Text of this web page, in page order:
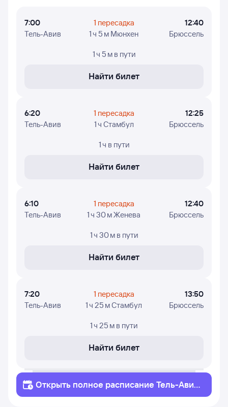
7:00
Тель-Авив
1 пересадка
1 ч 5 м Мюнхен
12:40
Брюссель
1 ч 5 м в пути
Найти билет
6:20
Тель-Авив
1 пересадка
1 ч Стамбул
12:25
Брюссель
1 ч в пути
Найти билет
6:10
Тель-Авив
1 пересадка
1 ч 30 м Женева
12:40
Брюссель
1 ч 30 м в пути
Найти билет
7:20
Тель-Авив
1 пересадка
1 ч 25 м Стамбул
13:50
Брюссель
1 ч 25 м в пути
Найти билет
Открыть полное расписание Тель-Авив
Брюссель